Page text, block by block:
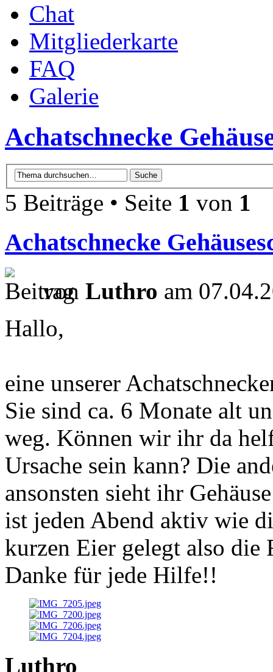
Chat
Mitgliederkarte
FAQ
Galerie
Achatschnecke
5 Beiträge • Seite 1 von 1
Achatschnecke
von Luthro am
Hallo,
eine unserer
Sie sind ca. 6 Monate alt
weg. Können wir ihr da
Ursache sein kann? Die
ansonsten sieht ihr
ist jeden Abend aktiv wie
kurzen Eier gelegt also
Danke für jede Hilfe!!
Luthro